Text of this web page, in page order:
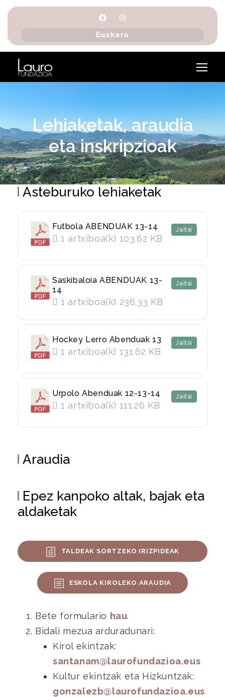
Euskara
Lehiaketak, araudia
eta inskripzioak
Asteburuko lehiaketak
Futbola ABENDUAK 13-14
1 artxiboa(k) 103.62 KB
Jaitsi
Saskibaloia ABENDUAK 13-
14
1 artxiboa(k) 236.33 KB
Jaitsi
Hockey Lerro Abenduak 13
1 artxiboa(k) 131.62 KB
Jaitsi
Urpolo Abenduak 12-13-14
1 artxiboa(k) 111.26 KB
Jaitsi
Araudia
Epez kanpoko altak, bajak eta
aldaketak
TALDEAK SORTZEKO IRIZPIDEAK
ESKOLA KIROLEKO ARAUDIA
Bete formulario hau.
Bidali mezua arduradunari:
Kirol ekintzak:
santanam@laurofundazioa.eus
Kultur ekintzak eta Hizkuntzak:
gonzalezb@laurofundazioa.eus